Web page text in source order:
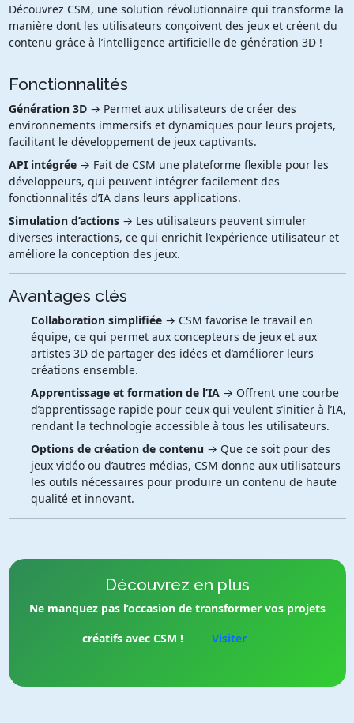
Découvrez CSM, une solution révolutionnaire qui transforme la
manière dont les utilisateurs conçoivent des jeux et créent du
contenu grâce à l’intelligence artificielle de génération 3D !
Fonctionnalités
Génération 3D→ Permet aux utilisateurs de créer des
environnements immersifs et dynamiques pour leurs projets,
facilitant le développement de jeux captivants.
API intégrée→ Fait de CSM une plateforme flexible pour les
développeurs, qui peuvent intégrer facilement des
fonctionnalités d’IA dans leurs applications.
Simulation d’actions→ Les utilisateurs peuvent simuler
diverses interactions, ce qui enrichit l’expérience utilisateur et
améliore la conception des jeux.
Avantages clés
Collaboration simplifiée→ CSM favorise le travail en
équipe, ce qui permet aux concepteurs de jeux et aux
artistes 3D de partager des idées et d’améliorer leurs
créations ensemble.
Apprentissage et formation de l’IA→ Offrent une courbe
d’apprentissage rapide pour ceux qui veulent s’initier à l’IA,
rendant la technologie accessible à tous les utilisateurs.
Options de création de contenu→ Que ce soit pour des
jeux vidéo ou d’autres médias, CSM donne aux utilisateurs
les outils nécessaires pour produire un contenu de haute
qualité et innovant.
Découvrez en plus
Ne manquez pas l’occasion de transformer vos projets
créatifs avec CSM !
Visiter